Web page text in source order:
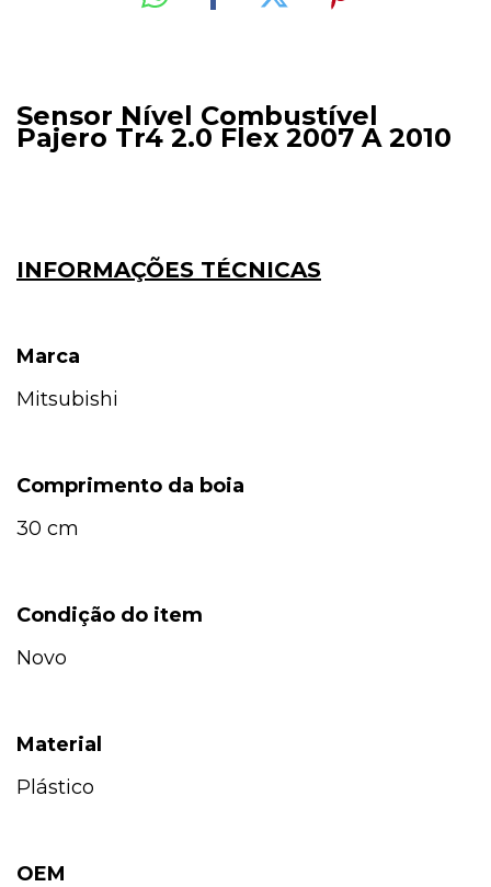
Sensor Nível Combustível
Pajero Tr4 2.0 Flex 2007 A 2010
INFORMAÇÕES TÉCNICAS
Marca
Mitsubishi
Comprimento da boia
30 cm
Condição do item
Novo
Material
Plástico
OEM